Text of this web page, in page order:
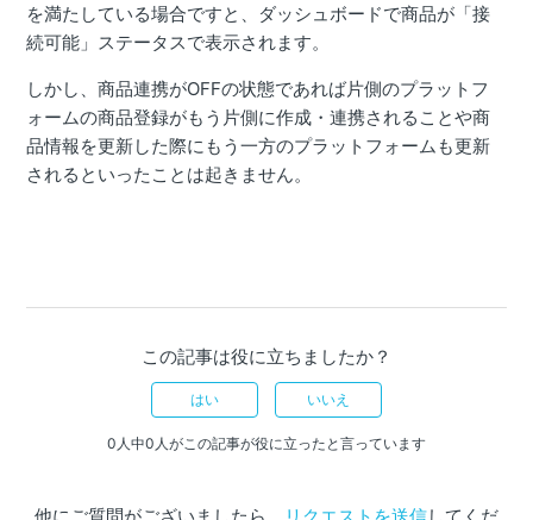
を満たしている場合ですと、ダッシュボードで商品が「接
続可能」ステータスで表示されます。
しかし、商品連携がOFFの状態であれば片側のプラットフ
ォームの商品登録がもう片側に作成・連携されることや商
品情報を更新した際にもう一方のプラットフォームも更新
されるといったことは起きません。
この記事は役に立ちましたか？
はい いいえ
0人中0人がこの記事が役に立ったと言っています